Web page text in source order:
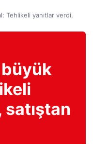
Tehlikeli yanıtlar verdi,
satıştan